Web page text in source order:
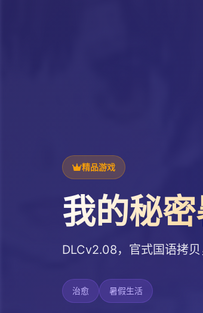
精品游戏
我的秘
DLCv2.08，官式国语拷
治愈 暑假生活